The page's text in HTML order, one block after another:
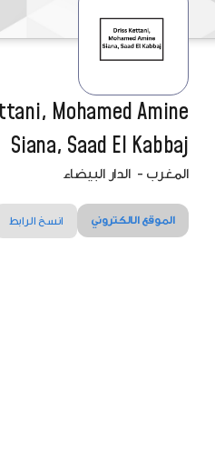
Mohamed Amine
Siana, Saad El Kabbaj
المغرب -الدار البيضاء
انسخ الرابط الموقع الالكتروني